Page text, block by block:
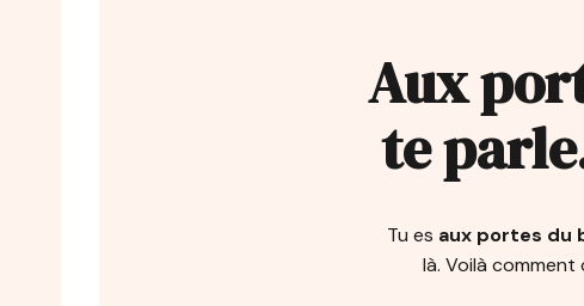
Aux
te
Tu es aux portes du
là. Voilà